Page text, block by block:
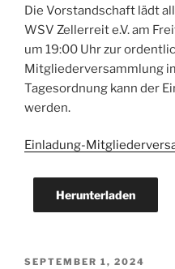
Die Vorstandschaft lädt
WSV Zellerreit e.V. am
um 19:00 Uhr zur
Mitgliederversammlung
Tagesordnung kann der
werden.
Einladung-
Herunterladen
VERÖFFENTLICHT
SEPTEMBER 1, 2024